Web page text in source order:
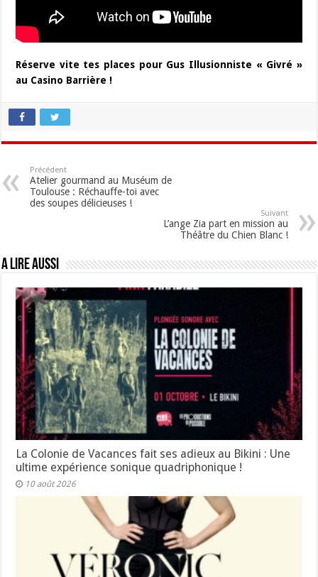
Réserve vite tes places pour Gus Illusionniste « Givré »
au Casino Barrière !
Précédent
Atelier gourmand au Muséum de
Toulouse : Réchauffe-toi avec
des soupes délicieuses !
Suivant
L’ange Zia part en mission au
Théâtre du Chien Blanc !
A lire aussi
La Colonie de Vacances fait ses adieux au Bikini : Une
ultime expérience sonique quadriphonique !
10 août 2026